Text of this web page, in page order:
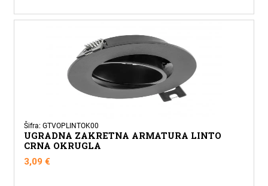
Šifra: GTVOPLINTOK00
UGRADNA ZAKRETNA ARMATURA LINTO
CRNA OKRUGLA
3,09€